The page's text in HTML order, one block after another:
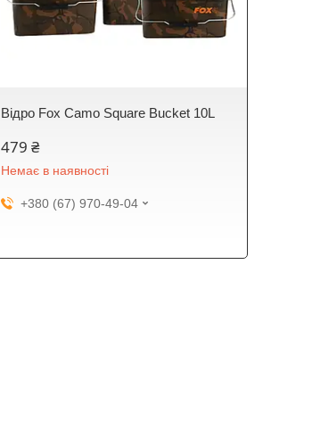
Відро Fox Camo Square Bucket 10L
479 ₴
Немає в наявності
+380 (67) 970-49-04